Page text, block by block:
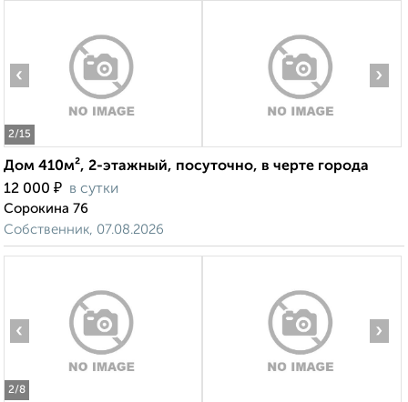
2/15
‹ ›
Дом 410м², 2-этажный, посуточно, в черте города
12 000 ₽ в сутки
Сорокина 76
Собственник, 07.08.2026
2/8
‹ ›